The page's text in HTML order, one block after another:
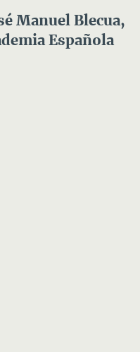
Manuel Blecua,
Española